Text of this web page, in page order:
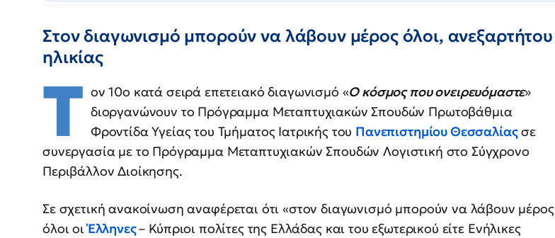
Στον διαγωνισμό μπορούν να λάβουν μέρος όλοι, ανεξαρτήτου
ηλικίας
Τ ον 10ο κατά σειρά επετειακό διαγωνισμό «Ο κόσμος που ονειρευόμαστε»
διοργανώνουν το Πρόγραμμα Μεταπτυχιακών Σπουδών Πρωτοβάθμια
Φροντίδα Υγείας του Τμήματος Ιατρικής του Πανεπιστημίου Θεσσαλίαςσε
συνεργασία με το Πρόγραμμα Μεταπτυχιακών Σπουδών Λογιστική στο Σύγχρονο
Περιβάλλον Διοίκησης.
Σε σχετική ανακοίνωση αναφέρεται ότι «στον διαγωνισμό μπορούν να λάβουν μέρος
όλοι οιΈλληνες– Κύπριοι πολίτες της Ελλάδας και του εξωτερικού είτε Ενήλικες